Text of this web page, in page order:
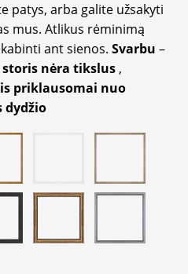
patys, arba galite užsakyti
mus. Atlikus rėminimą
ant sienos. Svarbu –
storis nėra tikslus,
priklausomai nuo
dydžio